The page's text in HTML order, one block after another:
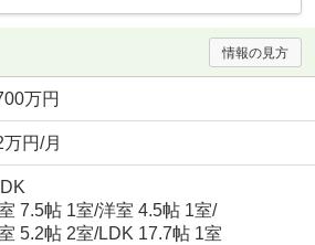
情報の見方
万円
万円/月
7.5帖 1室/洋室 4.5帖 1室/
5.2帖 2室/LDK 17.7帖 1室